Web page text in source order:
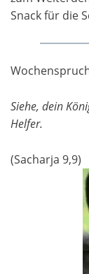
Snack für die
Siehe, dein
Helfer.
(Sacharja 9,9)